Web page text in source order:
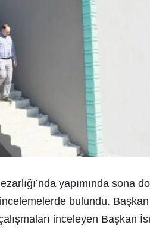
yapımında sona
bulundu. Başkan
inceleyen Başkan